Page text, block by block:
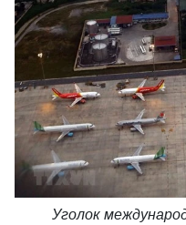
Уголок